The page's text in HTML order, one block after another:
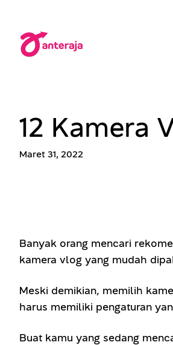
konten
12 Kamera
Maret 31, 2022
Banyak orang mencari
kamera vlog yang mudah
Meski demikian, memilih
harus memiliki pengaturan
Buat kamu yang sedang